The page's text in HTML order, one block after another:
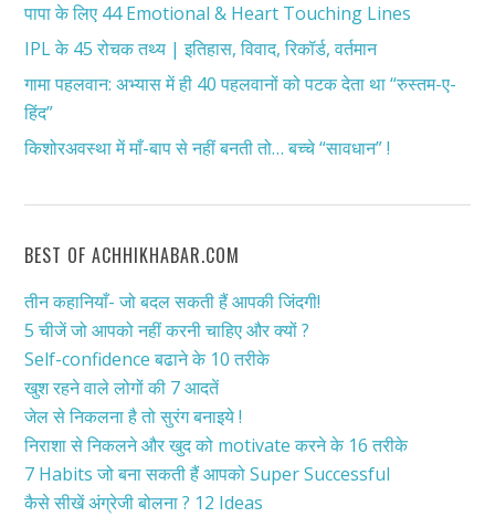
पापा के लिए 44 Emotional & Heart Touching Lines
IPL के 45 रोचक तथ्य | इतिहास, विवाद, रिकॉर्ड, वर्तमान
गामा पहलवान: अभ्यास में ही 40 पहलवानों को पटक देता था “रुस्तम-ए-
हिंद”
किशोरअवस्था में माँ-बाप से नहीं बनती तो… बच्चे “सावधान” !
BEST OF ACHHIKHABAR.COM
तीन कहानियाँ- जो बदल सकती हैं आपकी जिंदगी!
5 चीजें जो आपको नहीं करनी चाहिए और क्यों ?
Self-confidence बढाने के 10 तरीके
खुश रहने वाले लोगों की 7 आदतें
जेल से निकलना है तो सुरंग बनाइये !
निराशा से निकलने और खुद को motivate करने के 16 तरीके
7 Habits जो बना सकती हैं आपको Super Successful
कैसे सीखें अंग्रेजी बोलना ? 12 Ideas